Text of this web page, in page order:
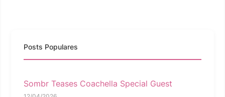
Posts Populares
Sombr Teases Coachella Special Guest